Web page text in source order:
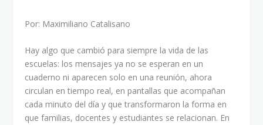
Por: Maximiliano Catalisano
Hay algo que cambió para siempre la vida de las
escuelas: los mensajes ya no se esperan en un
cuaderno ni aparecen solo en una reunión, ahora
circulan en tiempo real, en pantallas que acompañan
cada minuto del día y que transformaron la forma en
que familias, docentes y estudiantes se relacionan. En